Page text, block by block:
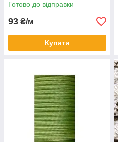
Готово до відправки
93 ₴/м
Купити